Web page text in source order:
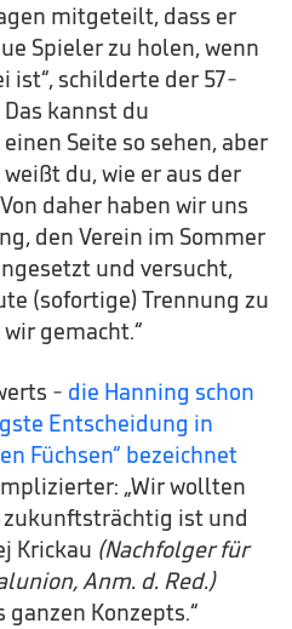
mitgeteilt, dass er
Spieler zu holen, wenn
ist“, schilderte der 57-
kannst du
Seite so sehen, aber
du, wie er aus der
daher haben wir uns
den Verein im Sommer
und versucht,
(sofortige) Trennung zu
gemacht.“
- die Hanning schon
Entscheidung in
Füchsen“ bezeichnet
„Wir wollten
ist und
Krickau (Nachfolger für
Anm. d. Red.)
Konzepts.“